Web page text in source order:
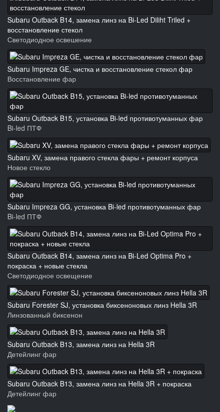
Subaru Outback B14, замена линз на Bi-Led Diliht Triled +
восстановление стекол
Светодиодное освешение
Subaru Impreza GE, чистка и восстановление стекол фар
Восстановление фар
Subaru Outback B15, установка Bi-led противотуманных фар
Bi-led ПТФ
Subaru XV, замена правого стекла фары + ремонт корпуса
Новое стекло
Subaru Impreza GG, установка Bi-led противотуманных фар
Bi-led ПТФ
Subaru Outback B14, замена линз на Bi-Led Optima Pro +
покраска + новые стекла
Светодиодное освещение
Subaru Forester SJ, установка биксеноновых линз Hella 3R
Линзованный биксенон
Subaru Outback B13, замена линз на Hella 3R
Детейлинг фар
Subaru Outback B13, замена линз на Hella 3R + покраска
Детейлинг фар